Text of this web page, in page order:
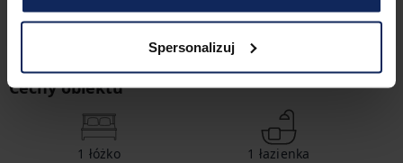
Spersonalizuj
Wymeldowanie: 10:00
Cechy obiektu
1 łóżko 1 łazienka